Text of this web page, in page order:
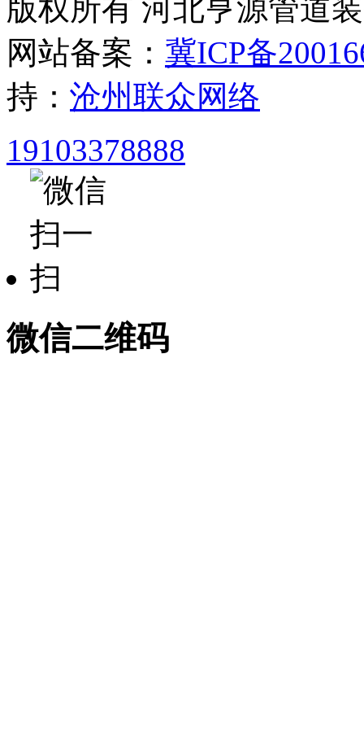
版权所有 河北亨源管道
网站备案： 冀ICP备
持： 沧州联众网络
19103378888
微信二维码